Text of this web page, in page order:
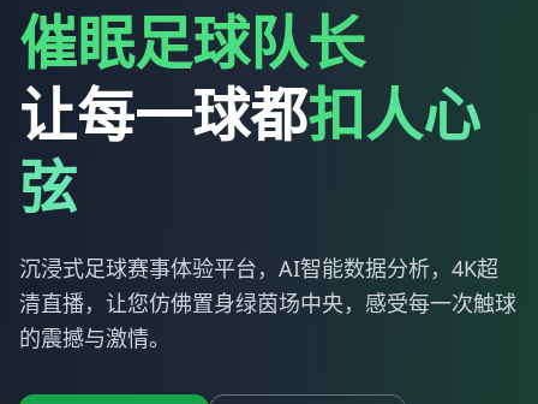
催眠足球队长
让每一球都扣人心
弦
沉浸式足球赛事体验平台，AI智能数据分析，4K超
清直播，让您仿佛置身绿茵场中央，感受每一次触球
的震撼与激情。